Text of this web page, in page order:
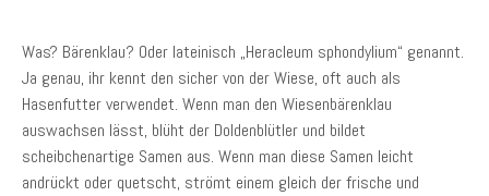
Was? Bärenklau? Oder lateinisch „Heracleum sphondylium“ genannt.
Ja genau, ihr kennt den sicher von der Wiese, oft auch als
Hasenfutter verwendet. Wenn man den Wiesenbärenklau
auswachsen lässt, blüht der Doldenblütler und bildet
scheibchenartige Samen aus. Wenn man diese Samen leicht
andrückt oder quetscht, strömt einem gleich der frische und